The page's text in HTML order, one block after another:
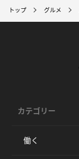
トップ グルメ
カテゴリー
働く